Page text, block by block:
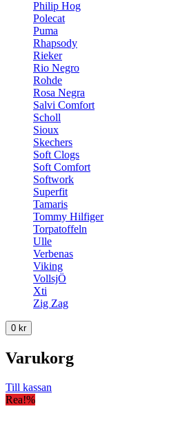
Philip Hog
Polecat
Puma
Rhapsody
Rieker
Rio Negro
Rohde
Rosa Negra
Salvi Comfort
Scholl
Sioux
Skechers
Soft Clogs
Soft Comfort
Softwork
Superfit
Tamaris
Tommy Hilfiger
Torpatoffeln
Ulle
Verbenas
Viking
VollsjÖ
Xti
Zig Zag
0 kr
Varukorg
Till kassan
Rea!%